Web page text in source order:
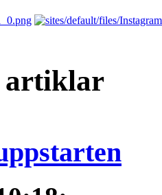
artiklar